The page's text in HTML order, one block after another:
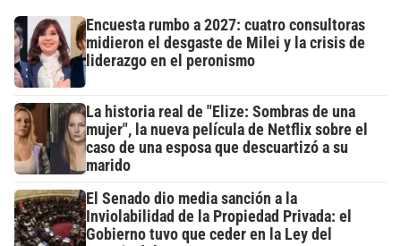
Encuesta rumbo a 2027: cuatro consultoras
midieron el desgaste de Milei y la crisis de
liderazgo en el peronismo
La historia real de "Elize: Sombras de una
mujer", la nueva película de Netflix sobre el
caso de una esposa que descuartizó a su
marido
El Senado dio media sanción a la
Inviolabilidad de la Propiedad Privada: el
Gobierno tuvo que ceder en la Ley del